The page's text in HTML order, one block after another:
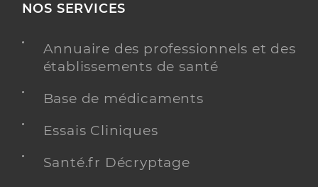
NOS SERVICES
Annuaire des professionnels et des
établissements de santé
Base de médicaments
Essais Cliniques
Santé.fr Décryptage